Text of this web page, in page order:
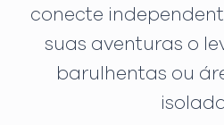
conecte
suas aventuras o
barulhentas ou